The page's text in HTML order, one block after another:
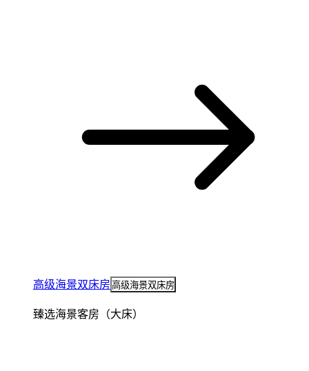
高级海景双床房 高级海景双床房
臻选海景客房（大床）